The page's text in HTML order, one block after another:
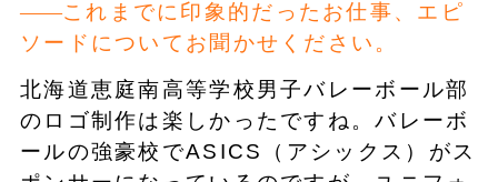
これまでに印象的だったお仕事、エピ
ソードについてお聞かせください。
北海道恵庭南高等学校男子バレーボール部
のロゴ制作は楽しかったですね。バレーボ
ールの強豪校でASICS（アシックス）がス